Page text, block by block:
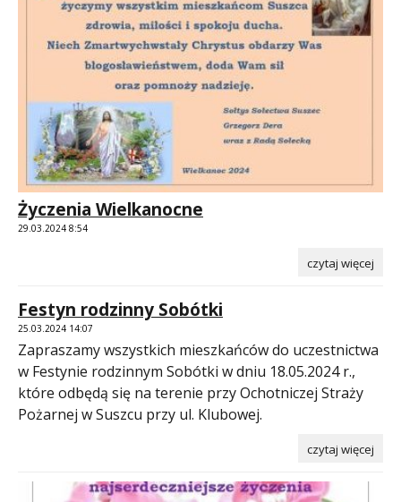
Życzenia Wielkanocne
29.03.2024 8:54
czytaj więcej
Festyn rodzinny Sobótki
25.03.2024 14:07
Zapraszamy wszystkich mieszkańców do uczestnictwa
w Festynie rodzinnym Sobótki w dniu 18.05.2024 r.,
które odbędą się na terenie przy Ochotniczej Straży
Pożarnej w Suszcu przy ul. Klubowej.
czytaj więcej